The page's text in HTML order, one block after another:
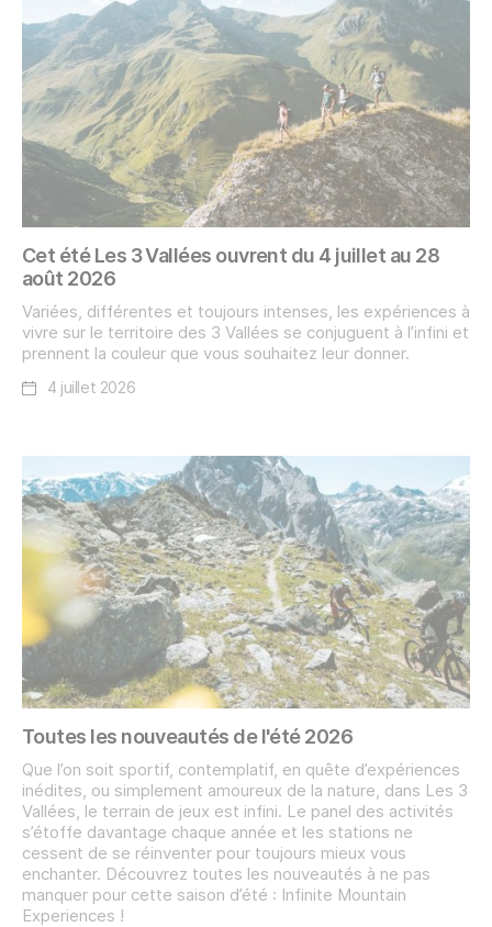
Cet été Les 3 Vallées ouvrent du 4 juillet au 28
août 2026
Variées, différentes et toujours intenses, les expériences à
vivre sur le territoire des 3 Vallées se conjuguent à l’infini et
prennent la couleur que vous souhaitez leur donner.
4 juillet 2026
Toutes les nouveautés de l'été 2026
Que l’on soit sportif, contemplatif, en quête d’expériences
inédites, ou simplement amoureux de la nature, dans Les 3
Vallées, le terrain de jeux est infini. Le panel des activités
s’étoffe davantage chaque année et les stations ne
cessent de se réinventer pour toujours mieux vous
enchanter. Découvrez toutes les nouveautés à ne pas
manquer pour cette saison d’été : Infinite Mountain
Experiences !